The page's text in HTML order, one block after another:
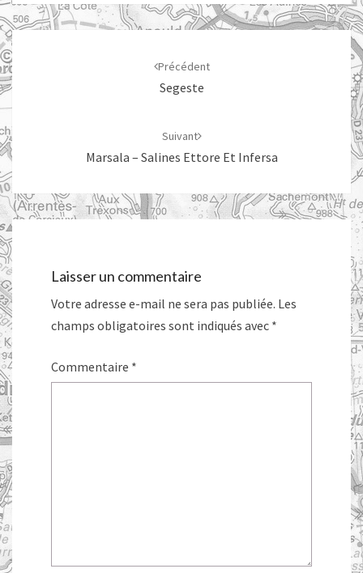
Navigation
d'article
Précédent
Segeste
Suivant
Marsala – Salines Ettore Et Infersa
Laisser un commentaire
Votre adresse e-mail ne sera pas publiée. Les
champs obligatoires sont indiqués avec *
Commentaire *